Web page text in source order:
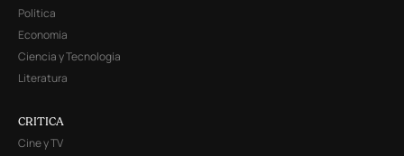
Política
Economía
Ciencia y Tecnología
Literatura
CRITICA
Cine y TV